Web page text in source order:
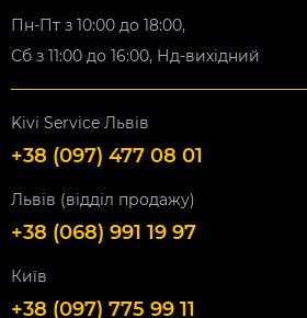
Пн-Пт з 10:00 до 18:00,
Сб з 11:00 до 16:00, Нд-вихідний
Kivi Service Львів
+38 (097) 477 08 01
Львів (відділ продажу)
+38 (068) 991 19 97
Київ
+38 (097) 775 99 11